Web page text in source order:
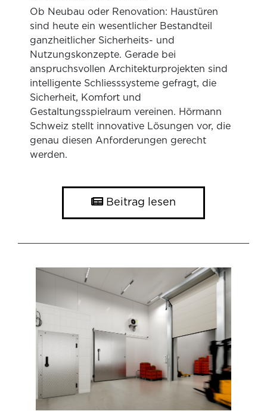
Ob Neubau oder Renovation: Haustüren
sind heute ein wesentlicher Bestandteil
ganzheitlicher Sicherheits- und
Nutzungskonzepte. Gerade bei
anspruchsvollen Architekturprojekten sind
intelligente Schliesssysteme gefragt, die
Sicherheit, Komfort und
Gestaltungsspielraum vereinen. Hörmann
Schweiz stellt innovative Lösungen vor, die
genau diesen Anforderungen gerecht
werden.
Beitrag lesen